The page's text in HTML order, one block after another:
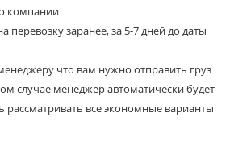
компании
перевозку заранее, за 5-7 дней до даты
что вам нужно отправить груз
случае менеджер автоматически будет
рассматривать все экономные варианты